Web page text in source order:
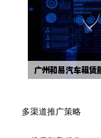
多渠道推广策略